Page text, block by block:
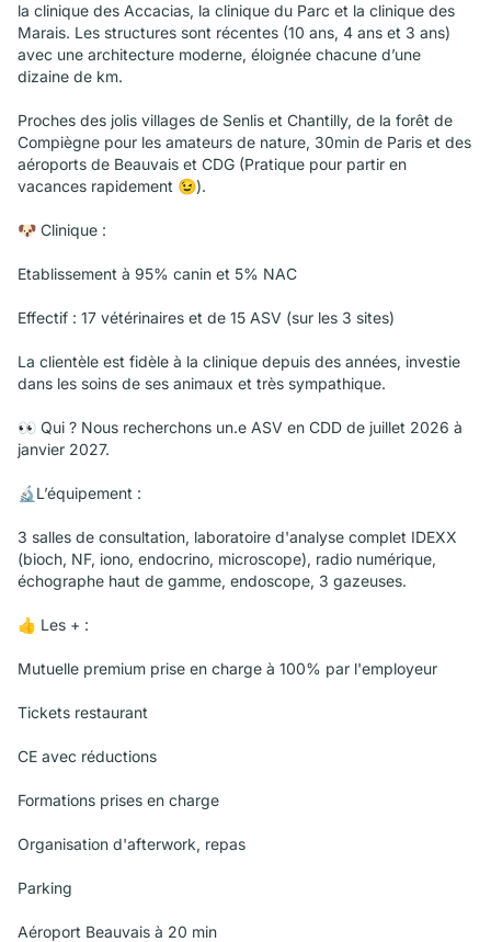
la clinique des Accacias, la clinique du Parc et la clinique des
Marais. Les structures sont récentes (10 ans, 4 ans et 3 ans)
avec une architecture moderne, éloignée chacune d’une
dizaine de km.
Proches des jolis villages de Senlis et Chantilly, de la forêt de
Compiègne pour les amateurs de nature, 30min de Paris et des
aéroports de Beauvais et CDG (Pratique pour partir en
vacances rapidement 😉).
🐶 Clinique :
Etablissement à 95% canin et 5% NAC
Effectif : 17 vétérinaires et de 15 ASV (sur les 3 sites)
La clientèle est fidèle à la clinique depuis des années, investie
dans les soins de ses animaux et très sympathique.
👀 Qui ? Nous recherchons un.e ASV en CDD de juillet 2026 à
janvier 2027.
🔬L’équipement :
3 salles de consultation, laboratoire d'analyse complet IDEXX
(bioch, NF, iono, endocrino, microscope), radio numérique,
échographe haut de gamme, endoscope, 3 gazeuses.
👍 Les + :
Mutuelle premium prise en charge à 100% par l'employeur
Tickets restaurant
CE avec réductions
Formations prises en charge
Organisation d'afterwork, repas
Parking
Aéroport Beauvais à 20 min